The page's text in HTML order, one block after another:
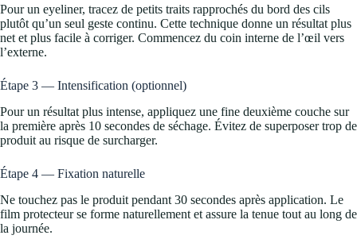
Pour un eyeliner, tracez de petits traits rapprochés du bord des cils
plutôt qu’un seul geste continu. Cette technique donne un résultat plus
net et plus facile à corriger. Commencez du coin interne de l’œil vers
l’externe.
Étape 3 — Intensification (optionnel)
Pour un résultat plus intense, appliquez une fine deuxième couche sur
la première après 10 secondes de séchage. Évitez de superposer trop de
produit au risque de surcharger.
Étape 4 — Fixation naturelle
Ne touchez pas le produit pendant 30 secondes après application. Le
film protecteur se forme naturellement et assure la tenue tout au long de
la journée.